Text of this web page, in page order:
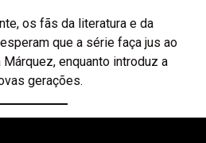
os fãs da literatura e da
que a série faça jus ao
enquanto introduz a
gerações.